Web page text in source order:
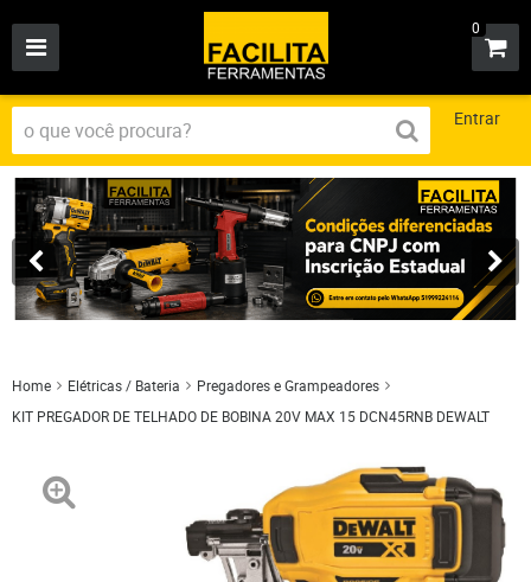
0
Entrar
Home Elétricas / Bateria
Pregadores e Grampeadores
KIT PREGADOR DE TELHADO DE BOBINA 20V MAX 15 DCN45RNB DEWALT